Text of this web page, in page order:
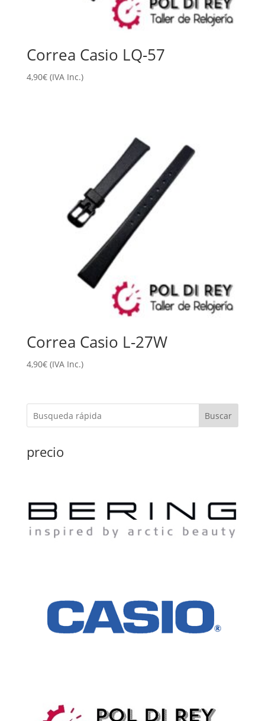
Correa Casio LQ-57
4,90€ (IVA Inc.)
Correa Casio L-27W
4,90€ (IVA Inc.)
Buscar
precio